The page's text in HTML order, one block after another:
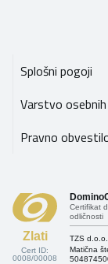
Splošni pogoji
Varstvo
Pravno
Zlati
Cert ID:
0008/00008
Certifikat
odličnosti
TZS
Matična